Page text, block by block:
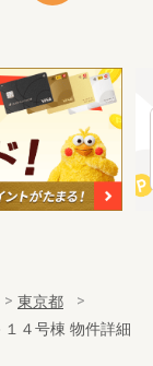
東京都
４号棟 物件詳細